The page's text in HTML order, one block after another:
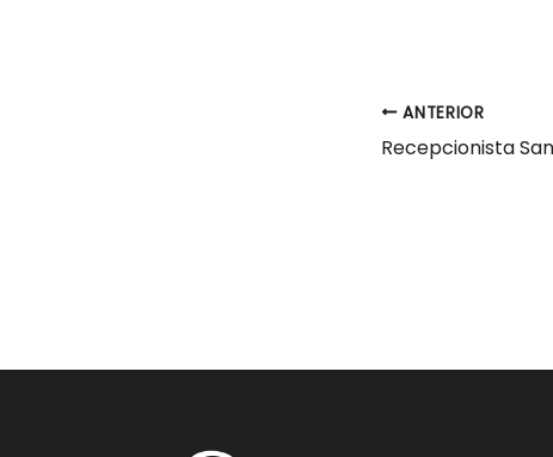
ANTERIOR
Recepcionista